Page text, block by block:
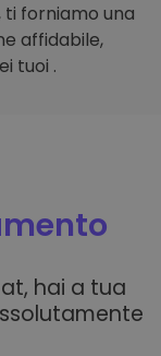
forniamo una
affidabile,
tuoi .
hai a tua